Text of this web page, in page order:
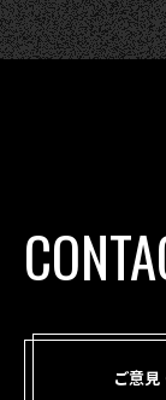
ご意見